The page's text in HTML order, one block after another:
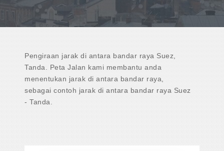
Pengiraan jarak di antara bandar raya Suez,
Tanda. Peta Jalan kami membantu anda
menentukan jarak di antara bandar raya,
sebagai contoh jarak di antara bandar raya Suez
- Tanda.